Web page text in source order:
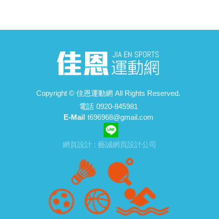
Copyright © 佳恩運動網 All Rights Reserved.
電話 0920-845981
E-Mail t696968@gmail.com
網頁設計 : 藝誠網頁設計公司